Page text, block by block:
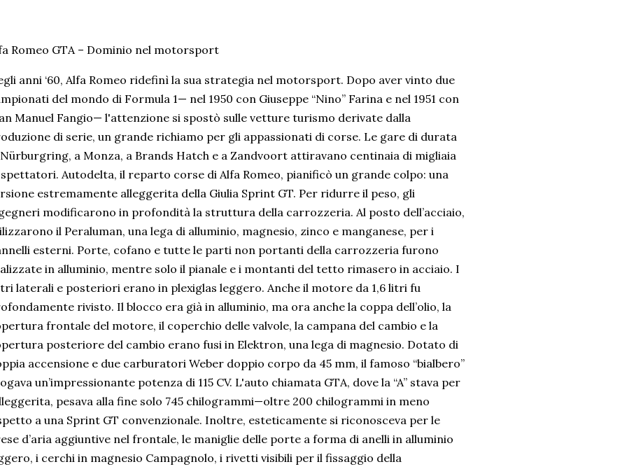
Romeo GTA – Dominio nel motorsport
anni ‘60, Alfa Romeo ridefinì la sua strategia nel motorsport. Dopo aver vinto due
del mondo di Formula 1— nel 1950 con Giuseppe “Nino” Farina e nel 1951 con
Manuel Fangio— l'attenzione si spostò sulle vetture turismo derivate dalla
di serie, un grande richiamo per gli appassionati di corse. Le gare di durata
a Monza, a Brands Hatch e a Zandvoort attiravano centinaia di migliaia
Autodelta, il reparto corse di Alfa Romeo, pianificò un grande colpo: una
estremamente alleggerita della Giulia Sprint GT. Per ridurre il peso, gli
modificarono in profondità la struttura della carrozzeria. Al posto dell’acciaio,
il Peraluman, una lega di alluminio, magnesio, zinco e manganese, per i
esterni. Porte, cofano e tutte le parti non portanti della carrozzeria furono
in alluminio, mentre solo il pianale e i montanti del tetto rimasero in acciaio. I
laterali e posteriori erano in plexiglas leggero. Anche il motore da 1,6 litri fu
rivisto. Il blocco era già in alluminio, ma ora anche la coppa dell’olio, la
frontale del motore, il coperchio delle valvole, la campana del cambio e la
posteriore del cambio erano fusi in Elektron, una lega di magnesio. Dotato di
accensione e due carburatori Weber doppio corpo da 45 mm, il famoso “bialbero”
un’impressionante potenza di 115 CV. L'auto chiamata GTA, dove la “A” stava per
pesava alla fine solo 745 chilogrammi—oltre 200 chilogrammi in meno
a una Sprint GT convenzionale. Inoltre, esteticamente si riconosceva per le
d’aria aggiuntive nel frontale, le maniglie delle porte a forma di anelli in alluminio
i cerchi in magnesio Campagnolo, i rivetti visibili per il fissaggio della